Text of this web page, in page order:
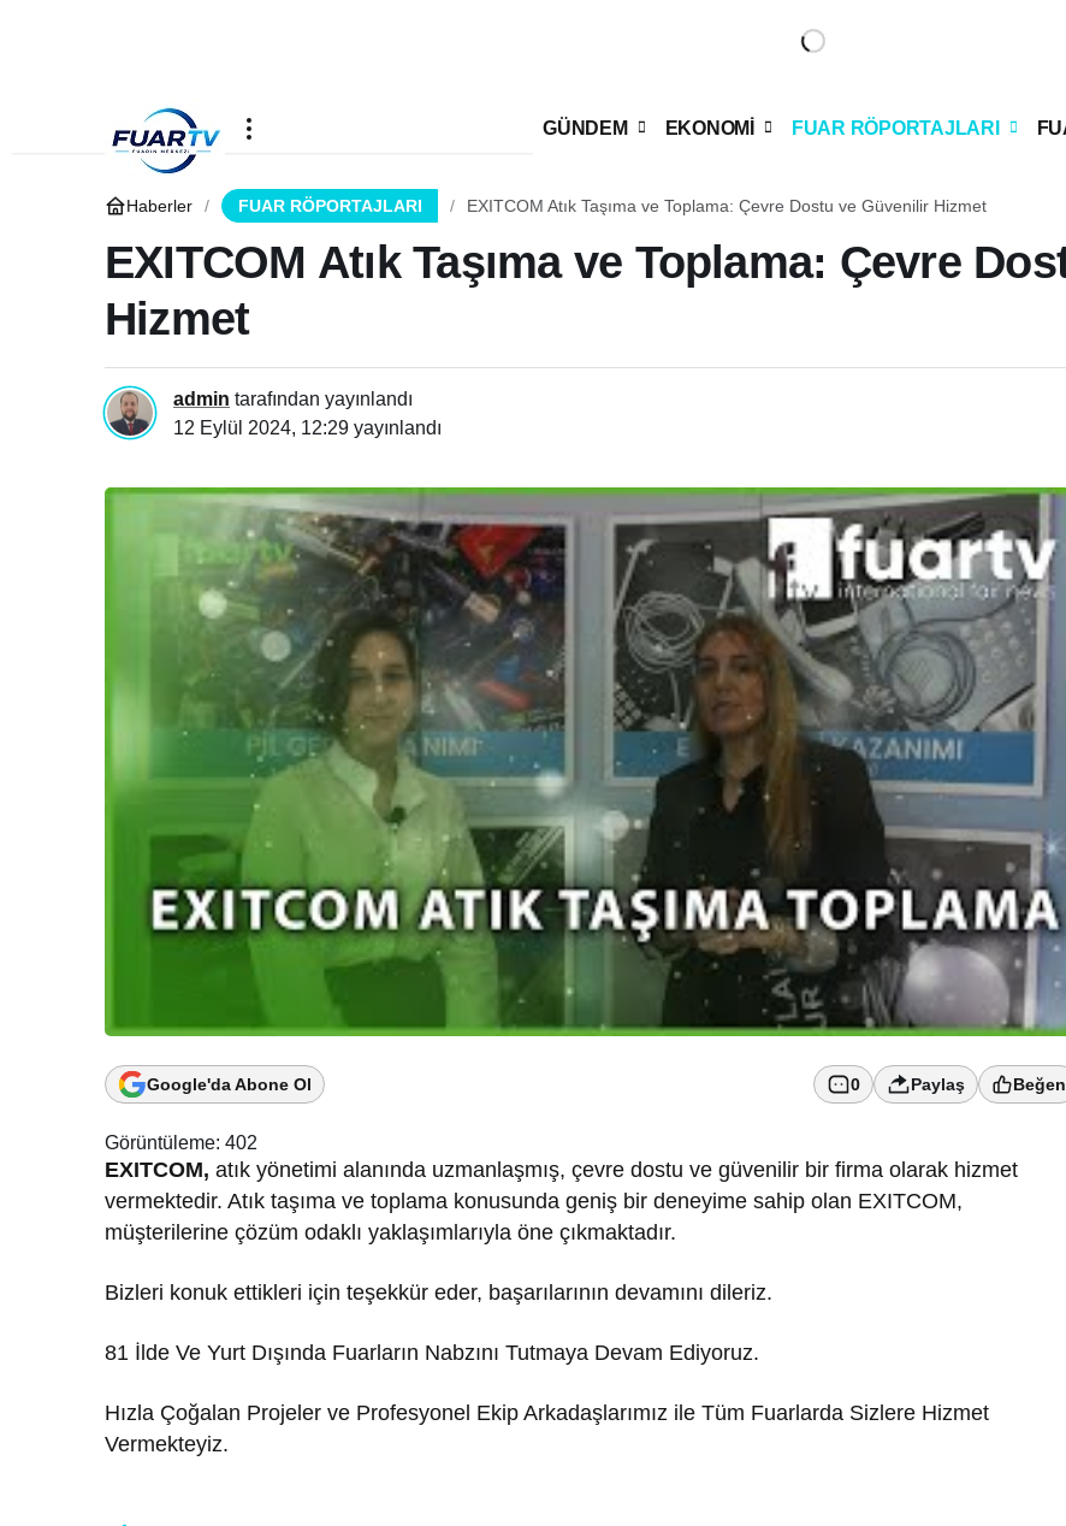
GÜNDEM EKONOMİ FUAR RÖPORTAJLARI
Haberler FUAR RÖPORTAJLARI EXITCOM Atık Taşıma ve Toplama: Çevre Dostu ve Güvenilir Hizmet
EXITCOM Atık Taşıma ve Toplama: Çevre
Hizmet
admin tarafından yayınlandı
12 Eylül 2024, 12:29 yayınlandı
Google'da Abone Ol 0 Paylaş Beğen
Görüntüleme: 402
EXITCOM, atık yönetimi alanında uzmanlaşmış, çevre dostu ve güvenilir bir firma olarak hizmet
vermektedir. Atık taşıma ve toplama konusunda geniş bir deneyime sahip olan EXITCOM,
müşterilerine çözüm odaklı yaklaşımlarıyla öne çıkmaktadır.
Bizleri konuk ettikleri için teşekkür eder, başarılarının devamını dileriz.
81 İlde Ve Yurt Dışında Fuarların Nabzını Tutmaya Devam Ediyoruz.
Hızla Çoğalan Projeler ve Profesyonel Ekip Arkadaşlarımız ile Tüm Fuarlarda Sizlere Hizmet
Vermekteyiz.